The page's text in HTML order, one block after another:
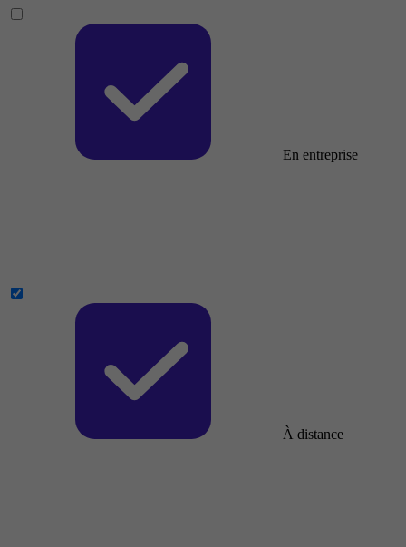
En entreprise
À distance